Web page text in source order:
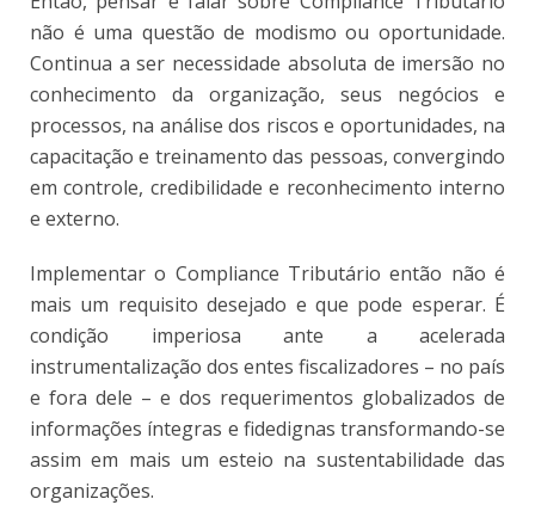
não é uma questão de modismo ou oportunidade.
Continua a ser necessidade absoluta de imersão no
conhecimento da organização, seus negócios e
processos, na análise dos riscos e oportunidades, na
capacitação e treinamento das pessoas, convergindo
em controle, credibilidade e reconhecimento interno
e externo.
Implementar o Compliance Tributário então não é
mais um requisito desejado e que pode esperar. É
condição imperiosa ante a acelerada
instrumentalização dos entes fiscalizadores – no país
e fora dele – e dos requerimentos globalizados de
informações íntegras e fidedignas transformando-se
assim em mais um esteio na sustentabilidade das
organizações.